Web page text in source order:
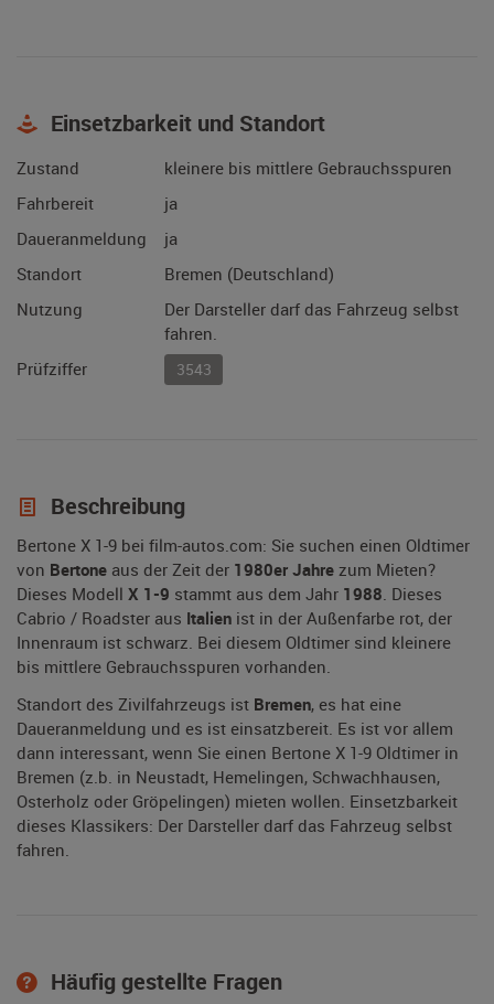
Einsetzbarkeit und Standort
Zustand
kleinere bis mittlere Gebrauchsspuren
Fahrbereit
ja
Daueranmeldung
ja
Standort
Bremen (Deutschland)
Nutzung
Der Darsteller darf das Fahrzeug selbst
fahren.
Prüfziffer
3543
Beschreibung
Bertone X 1-9 bei film-autos.com: Sie suchen einen Oldtimer
von Bertone aus der Zeit der 1980er Jahre zum Mieten?
Dieses Modell X 1-9 stammt aus dem Jahr 1988. Dieses
Cabrio / Roadster aus Italien ist in der Außenfarbe rot, der
Innenraum ist schwarz. Bei diesem Oldtimer sind kleinere
bis mittlere Gebrauchsspuren vorhanden.
Standort des Zivilfahrzeugs ist Bremen, es hat eine
Daueranmeldung und es ist einsatzbereit. Es ist vor allem
dann interessant, wenn Sie einen Bertone X 1-9 Oldtimer in
Bremen (z.b. in Neustadt, Hemelingen, Schwachhausen,
Osterholz oder Gröpelingen) mieten wollen. Einsetzbarkeit
dieses Klassikers: Der Darsteller darf das Fahrzeug selbst
fahren.
Häufig gestellte Fragen